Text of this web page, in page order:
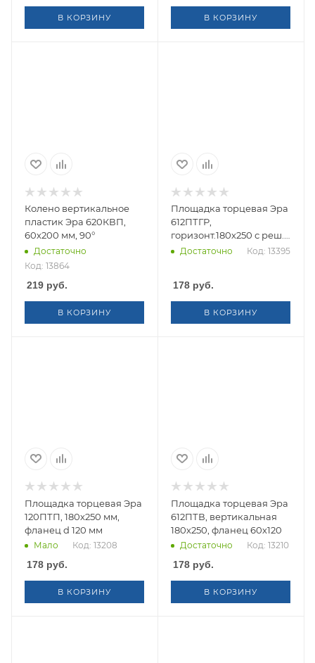
В КОРЗИНУ В КОРЗИНУ
Колено вертикальное
пластик Эра 620КВП,
60х200 мм, 90°
Достаточно
Код: 13864
219 руб.
В КОРЗИНУ
Площадка торцевая Эра
612ПТГР,
горизонт.180х250 с реш.
и фланцем 60х120
Достаточно Код: 13395
178 руб.
В КОРЗИНУ
Площадка торцевая Эра
120ПТП, 180х250 мм,
фланец d 120 мм
Мало Код: 13208
178 руб.
В КОРЗИНУ
Площадка торцевая Эра
612ПТВ, вертикальная
180х250, фланец 60х120
Достаточно Код: 13210
178 руб.
В КОРЗИНУ